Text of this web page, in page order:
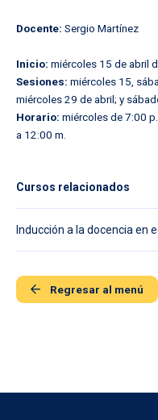
Cursos relacionados
Inducción a la docencia en
Regresar al menú
Docente: Sergio Martínez
Inicio: miércoles 15 de abril
Sesiones: miércoles 15,
miércoles 29 de abril; y
Horario: miércoles de 7:00
a 12:00 m.